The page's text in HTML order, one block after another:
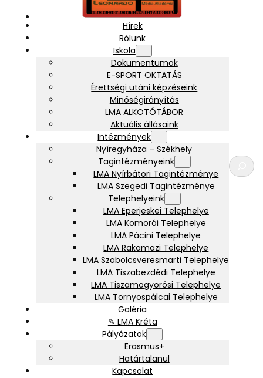
Hírek
Rólunk
Iskola
Dokumentumok
E-SPORT OKTATÁS
Érettségi utáni képzéseink
Minőségirányítás
LMA ALKOTÓTÁBOR
Aktuális állásaink
Intézmények
Nyíregyháza – Székhely
Tagintézményeink
LMA Nyírbátori Tagintézménye
LMA Szegedi Tagintézménye
Telephelyeink
LMA Eperjeskei Telephelye
LMA Komorói Telephelye
LMA Pácini Telephelye
LMA Rakamazi Telephelye
LMA Szabolcsveresmarti Telephelye
LMA Tiszabezdédi Telephelye
LMA Tiszamogyorósi Telephelye
LMA Tornyospálcai Telephelye
Galéria
✎ LMA Kréta
Pályázatok
Erasmus+
Határtalanul
Kapcsolat
K
e